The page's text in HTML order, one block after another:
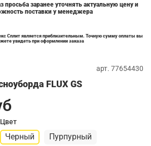
просьба заранее уточнять актуальную цену и
поставки у менеджера
Сплит является приблизительным. Точную сумму оплаты вы
увидеть при оформлении заказа
арт. 77654430
FLUX GS
Цвет
Черный Пурпурный